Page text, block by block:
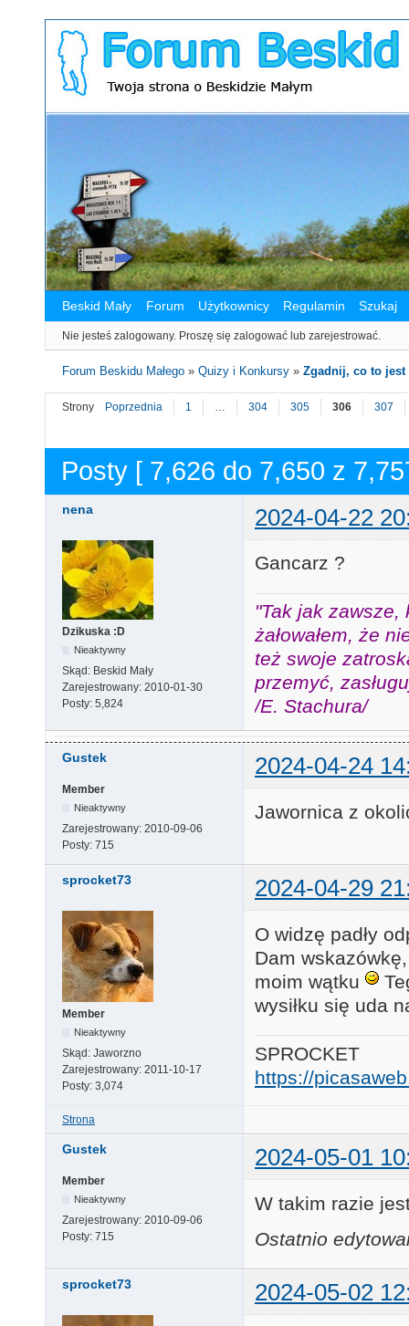
Beskid Mały Forum Użytkownicy Regulamin Szukaj
Nie jesteś zalogowany. Proszę się zalogować lub zarejestrować.
Forum Beskidu Małego »Quizy i Konkursy »Zgadnij, co to
Strony Poprzednia 1 304 305 306 307
Posty [ 7,626 do 7,650 z
nena 2024-04-22
Dzikuska :D
Nieaktywny
Skąd: Beskid Mały
Zarejestrowany: 2010-01-30
Posty: 5,824
Gancarz ?
"Tak jak zawsze,
żałowałem, że
też swoje
przemyć,
/E. Stachura/
Gustek 2024-04-24
Member
Nieaktywny
Zarejestrowany: 2010-09-06
Posty: 715
Jawornica z
sprocket73 2024-04-29
Member
Nieaktywny
Skąd: Jaworzno
Zarejestrowany: 2011-10-17
Posty: 3,074
O widzę padły
Dam
moim wątku
wysiłku się uda
SPROCKET
https://
Strona
Gustek 2024-05-01
Member
Nieaktywny
Zarejestrowany: 2010-09-06
Posty: 715
W takim razie
Ostatnio
sprocket73 2024-05-02